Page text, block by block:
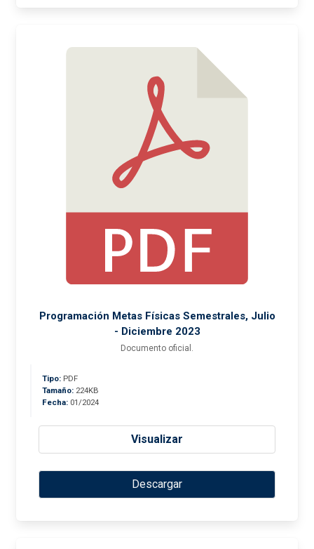
Programación Metas Físicas Semestrales, Julio
- Diciembre 2023
Documento oficial.
Tipo: PDF
Tamaño: 224KB
Fecha: 01/2024
Visualizar
Descargar